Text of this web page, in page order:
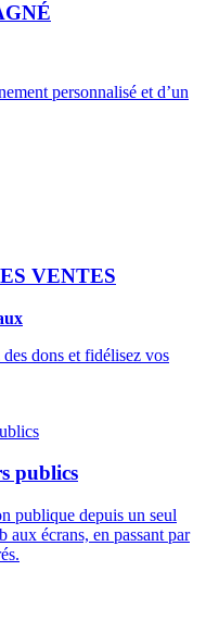
personnalisé et d’un
VENTES
dons et fidélisez vos
publics
publique depuis un seul
aux écrans, en passant par